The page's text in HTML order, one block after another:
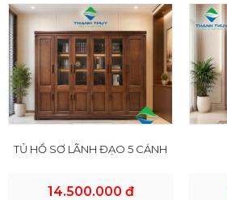
TỦ HỒ SƠ LÃNH ĐẠO 5 CÁNH
14.500.000 đ